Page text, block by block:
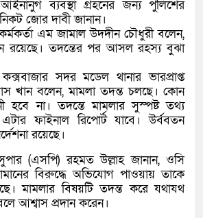
ব্যবস্থা গ্রহনের জন্য পুলিশের
জোর দাবী জানান।
এম জামাল উদদীন চৌধুরী বলেন,
রয়েছে। তদন্তের পর আসল রহস্য বুঝা
সদর মডেল থানার ভারপ্রাপ্ত
খান বলেন, মামলা তদন্ত চলছে। কোন
হবে না। তদন্তে মামলার সুস্পষ্ট তথ্য
ফাইনাল রিপোর্ট যাবে। উর্ববতন
রয়েছে।
(এসপি) রহমত উল্লাহ জানান, ওসি
বিরুদ্ধে অভিযোগ পাওয়ায় তাকে
মামলার বিষয়টি তদন্ত করে যথাযথ
আশ্বাস প্রদান করেন।